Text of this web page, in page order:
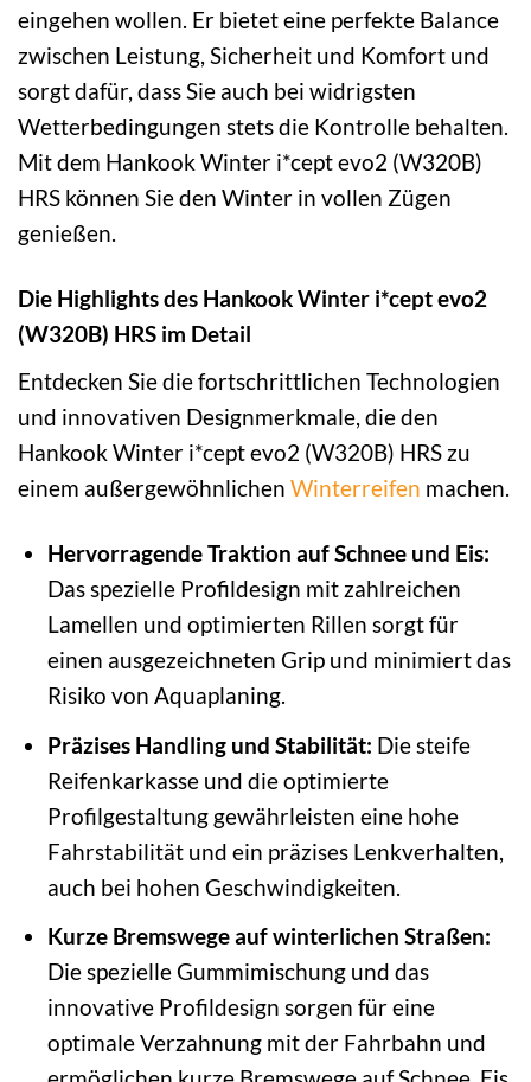
eingehen wollen. Er bietet eine perfekte Balance
zwischen Leistung, Sicherheit und Komfort und
sorgt dafür, dass Sie auch bei widrigsten
Wetterbedingungen stets die Kontrolle behalten.
Mit dem Hankook Winter i*cept evo2 (W320B)
HRS können Sie den Winter in vollen Zügen
genießen.
Die Highlights des Hankook Winter i*cept evo2
(W320B) HRS im Detail
Entdecken Sie die fortschrittlichen Technologien
und innovativen Designmerkmale, die den
Hankook Winter i*cept evo2 (W320B) HRS zu
einem außergewöhnlichen Winterreifen machen.
Hervorragende Traktion auf Schnee und Eis:
Das spezielle Profildesign mit zahlreichen
Lamellen und optimierten Rillen sorgt für
einen ausgezeichneten Grip und minimiert das
Risiko von Aquaplaning.
Präzises Handling und Stabilität: Die steife
Reifenkarkasse und die optimierte
Profilgestaltung gewährleisten eine hohe
Fahrstabilität und ein präzises Lenkverhalten,
auch bei hohen Geschwindigkeiten.
Kurze Bremswege auf winterlichen Straßen:
Die spezielle Gummimischung und das
innovative Profildesign sorgen für eine
optimale Verzahnung mit der Fahrbahn und